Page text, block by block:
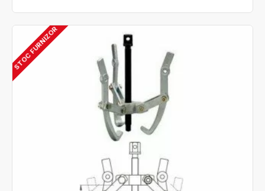
STOC FURNIZOR